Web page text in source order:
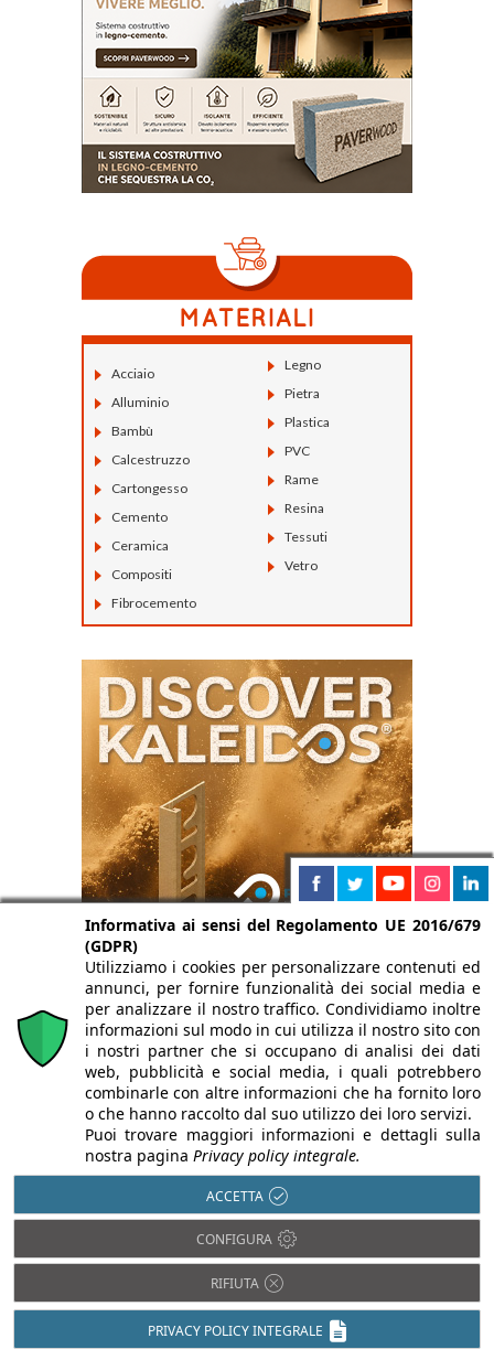
Acciaio
Alluminio
Bambù
Calcestruzzo
Cartongesso
Cemento
Ceramica
Compositi
Fibrocemento
Legno
Pietra
Plastica
PVC
Rame
Resina
Tessuti
Vetro
Informativa ai sensi del Regolamento UE 2016/679
(GDPR)
Utilizziamo i cookies per personalizzare contenuti ed
annunci, per fornire funzionalità dei social media e
per analizzare il nostro traffico. Condividiamo inoltre
informazioni sul modo in cui utilizza il nostro sito con
i nostri partner che si occupano di analisi dei dati
web, pubblicità e social media, i quali potrebbero
combinarle con altre informazioni che ha fornito loro
o che hanno raccolto dal suo utilizzo dei loro servizi.
Puoi trovare maggiori informazioni e dettagli sulla
nostra pagina Privacy policy integrale.
ACCETTA
CONFIGURA
RIFIUTA
PRIVACY POLICY INTEGRALE